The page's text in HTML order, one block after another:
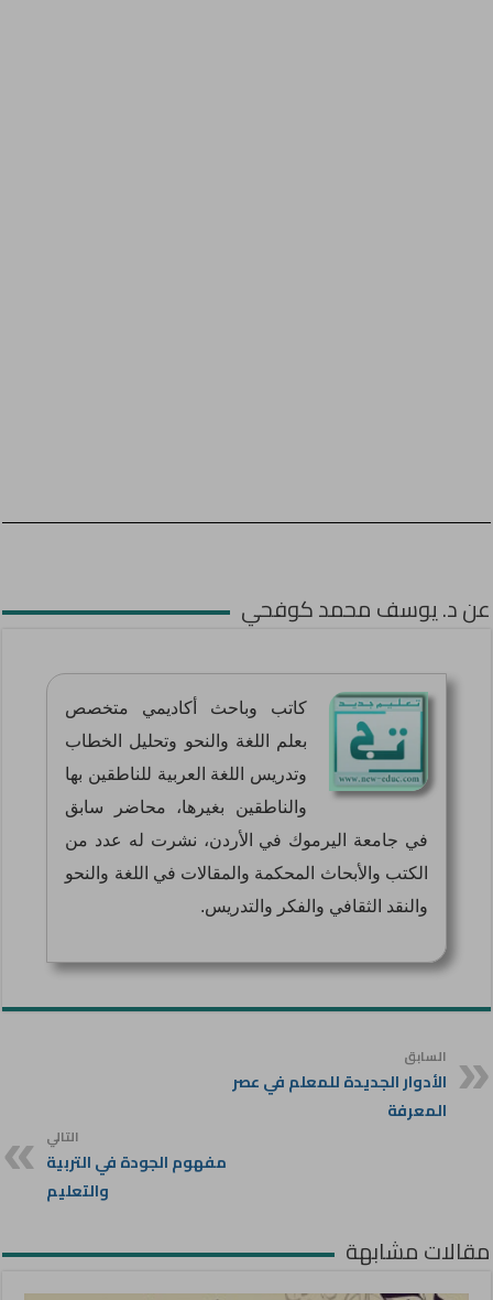
عن د. يوسف محمد كوفحي
كاتب وباحث أكاديمي متخصص
بعلم اللغة والنحو وتحليل الخطاب
وتدريس اللغة العربية للناطقين بها
والناطقين بغيرها، محاضر سابق
في جامعة اليرموك في الأردن، نشرت له عدد من
الكتب والأبحاث المحكمة والمقالات في اللغة والنحو
والنقد الثقافي والفكر والتدريس.
السابق
الأدوار الجديدة للمعلم في عصر
المعرفة
التالي
مفهوم الجودة في التربية
والتعليم
مقالات مشابهة